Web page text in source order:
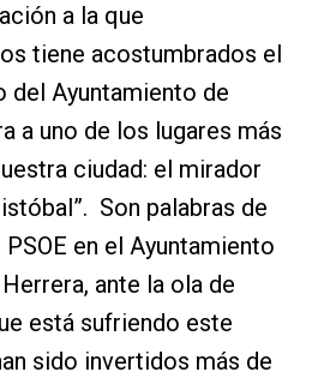
a la que
tiene acostumbrados el
del Ayuntamiento de
a uno de los lugares más
ciudad: el mirador
Son palabras de
en el Ayuntamiento
ante la ola de
está sufriendo este
sido invertidos más de